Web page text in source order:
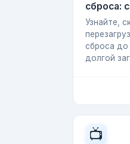
сброса:
Узнайте,
сброса до
долгой заг
📺